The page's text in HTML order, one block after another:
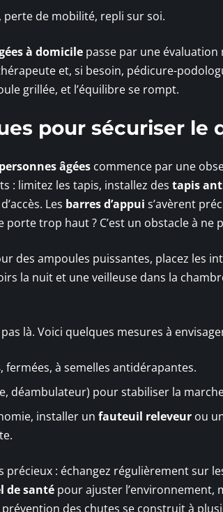
de mobilité, repli sur soi.
à domicile passe par une
et, si besoin, pédicure-
grillée, et l’équilibre se rompt.
pour sécuriser le
âgées commence par une
: limitez les tapis, installez des tapis
Les barres d’appui s’avèrent
trop haut ? C’est un obstacle à ne
des ampoules puissantes, placez les
la nuit et une veilleuse dans la
là. Voici quelques mesures à
, fermées, à semelles antidérapantes.
déambulateur) pour stabiliser la
installer un fauteuil releveur ou
précieux : échangez régulièrement sur
de santé pour ajuster l’environnement,
des chutes se construit à